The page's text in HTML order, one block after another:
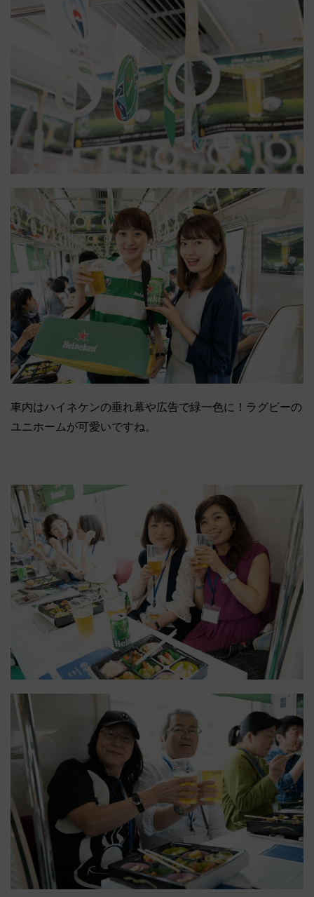
車内はハイネケンの垂れ幕や広告で緑一色に！ラグビーの
ユニホームが可愛いですね。